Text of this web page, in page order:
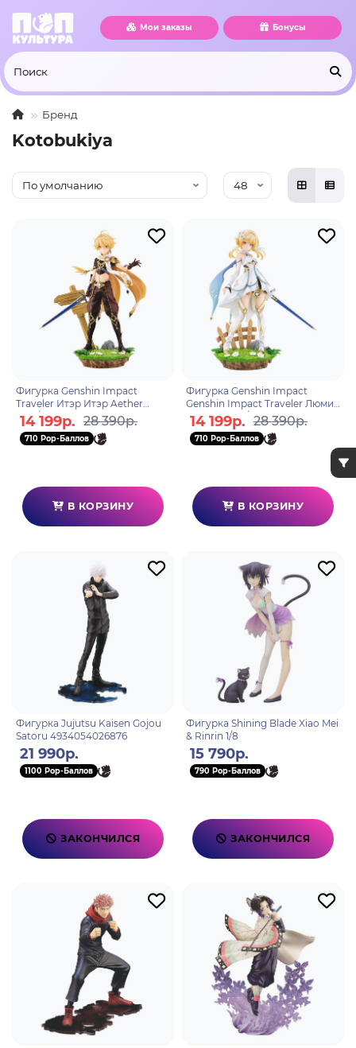
Мои заказы Бонусы
Бренд
Kotobukiya
Фигурка Genshin Impact
Traveler Итэр Итэр Aether
Ver.1/7 4934054036110
14 199р. 28 390р.
710 Pop-Баллов
В КОРЗИНУ
Фигурка Genshin Impact
Genshin Impact Traveler Люмин
Lumine Ver.1/7 4934054035397
14 199р. 28 390р.
710 Pop-Баллов
В КОРЗИНУ
Фигурка Jujutsu Kaisen Gojou
Satoru 4934054026876
21 990р.
1100 Pop-Баллов
ЗАКОНЧИЛСЯ
Фигурка Shining Blade Xiao Mei
& Rinrin 1/8
15 790р.
790 Pop-Баллов
ЗАКОНЧИЛСЯ